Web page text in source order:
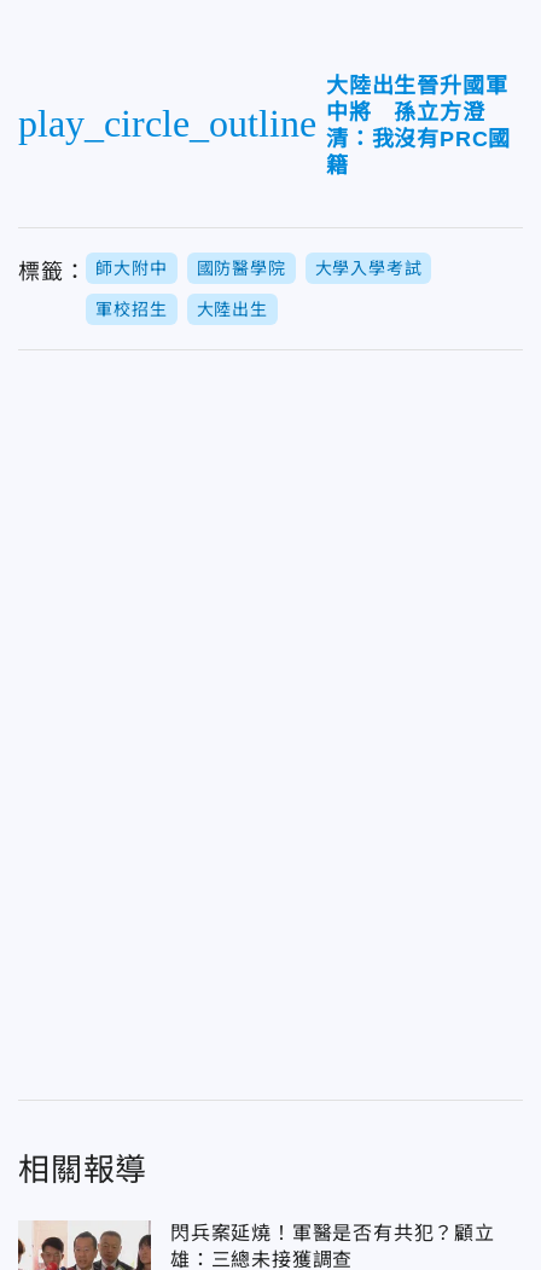
play_circle_outline
大陸出生晉升國軍
中將 孫立方澄
清：我沒有PRC國
籍
標籤： 師大附中 國防醫學院 大學入學考試
軍校招生 大陸出生
相關報導
閃兵案延燒！軍醫是否有共犯？顧立
雄：三總未接獲調查